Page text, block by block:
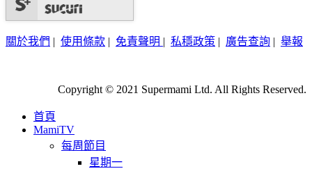
關於我們 | 使用條款 | 免責聲明 | 私穩政策 | 廣告查詢 | 舉報
Copyright © 2021 Supermami Ltd. All Rights Reserved.
首頁
MamiTV
每周節目
星期一